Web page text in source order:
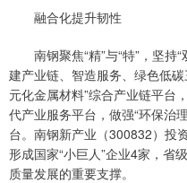
融合化提升韧性
南钢聚焦“精”与“特”，坚持“
建产业链、智造服务、绿色低
元化金属材料”综合产业链平台
代产业服务平台，做强“环保治
台。南钢新产业（300832）投
形成国家“小巨人”企业4家，省
质量发展的重要支撑。